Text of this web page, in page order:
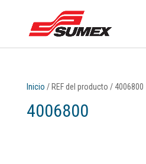
Inicio / REF del producto / 4006800
4006800